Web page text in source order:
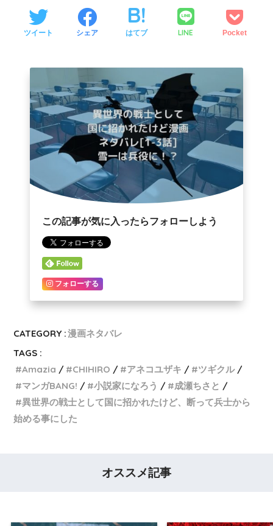
ツイート シェア はてブ LINE Pocket
この記事が気に入ったらフォローしよう
フォローする
CATEGORY :漫画ネタバレ
TAGS :
Amazia
CHIHIRO アネコユザキ
ツギクル
マンガBANG!
小説家になろう
成瀬ちさと
異世界の戦士として国に招かれたけど、断って兵士から
始める事にした
オススメ記事